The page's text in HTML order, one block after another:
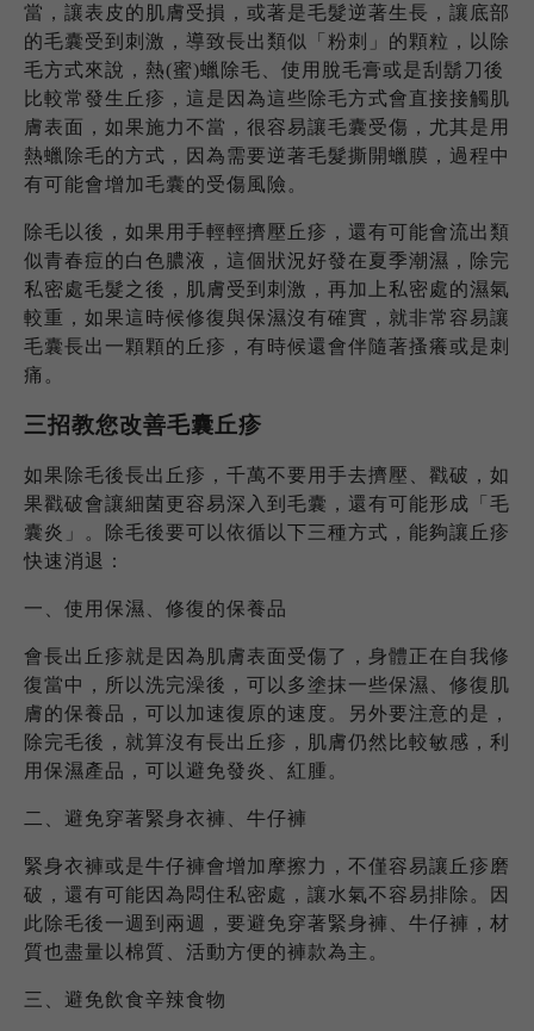
當，讓表皮的肌膚受損，或著是毛髮逆著生長，讓底部
的毛囊受到刺激，導致長出類似「粉刺」的顆粒，以除
毛方式來說，熱(蜜)蠟除毛、使用脫毛膏或是刮鬍刀後
比較常發生丘疹，這是因為這些除毛方式會直接接觸肌
膚表面，如果施力不當，很容易讓毛囊受傷，尤其是用
熱蠟除毛的方式，因為需要逆著毛髮撕開蠟膜，過程中
有可能會增加毛囊的受傷風險。
除毛以後，如果用手輕輕擠壓丘疹，還有可能會流出類
似青春痘的白色膿液，這個狀況好發在夏季潮濕，除完
私密處毛髮之後，肌膚受到刺激，再加上私密處的濕氣
較重，如果這時候修復與保濕沒有確實，就非常容易讓
毛囊長出一顆顆的丘疹，有時候還會伴隨著搔癢或是刺
痛。
三招教您改善毛囊丘疹
如果除毛後長出丘疹，千萬不要用手去擠壓、戳破，如
果戳破會讓細菌更容易深入到毛囊，還有可能形成「毛
囊炎」。除毛後要可以依循以下三種方式，能夠讓丘疹
快速消退：
一、使用保濕、修復的保養品
會長出丘疹就是因為肌膚表面受傷了，身體正在自我修
復當中，所以洗完澡後，可以多塗抹一些保濕、修復肌
膚的保養品，可以加速復原的速度。另外要注意的是，
除完毛後，就算沒有長出丘疹，肌膚仍然比較敏感，利
用保濕產品，可以避免發炎、紅腫。
二、避免穿著緊身衣褲、牛仔褲
緊身衣褲或是牛仔褲會增加摩擦力，不僅容易讓丘疹磨
破，還有可能因為悶住私密處，讓水氣不容易排除。因
此除毛後一週到兩週，要避免穿著緊身褲、牛仔褲，材
質也盡量以棉質、活動方便的褲款為主。
三、避免飲食辛辣食物